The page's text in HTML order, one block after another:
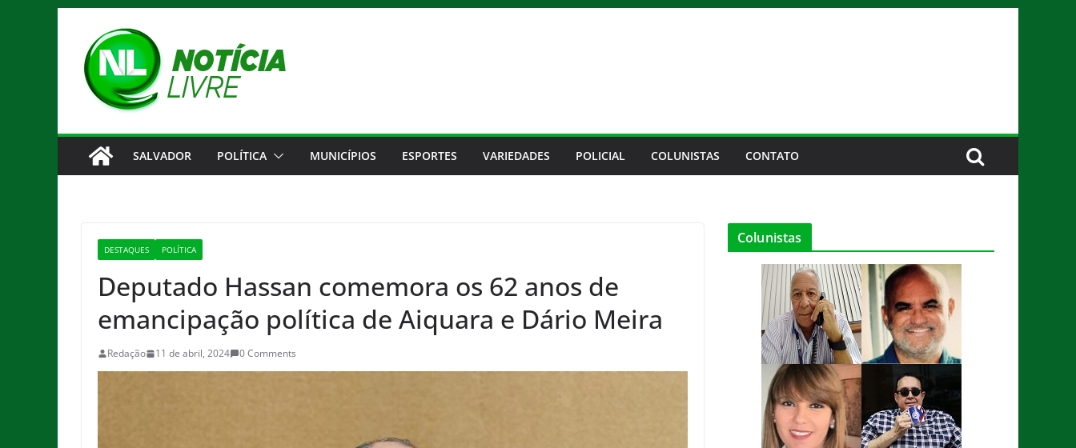
conteúdo
SALVADOR POLÍTICA MUNICÍPIOS ESPORTES VARIEDADES POLICIAL COLUNISTAS CONTATO
DESTAQUES POLÍTICA
Deputado Hassan comemora os 62 anos de
emancipação política de Aiquara e Dário Meira
Redação 11 de abril, 2024 0 Comments
Colunistas